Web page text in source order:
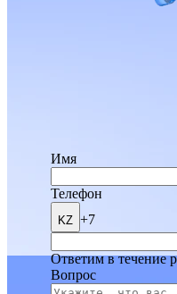
Имя
Телефон
KZ +7
Ответим в течение
Вопрос